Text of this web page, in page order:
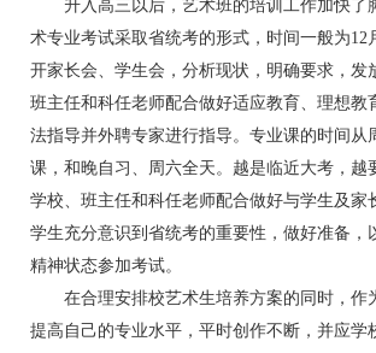
升入高三以后，艺术班的培训工作加快了
术专业考试采取省统考的形式，时间一般为12
开家长会、学生会，分析现状，明确要求，发
班主任和科任老师配合做好适应教育、理想教
法指导并外聘专家进行指导。专业课的时间从
课，和晚自习、周六全天。越是临近大考，越
学校、班主任和科任老师配合做好与学生及家
学生充分意识到省统考的重要性，做好准备，
精神状态参加考试。
在合理安排校艺术生培养方案的同时，作
提高自己的专业水平，平时创作不断，并应学